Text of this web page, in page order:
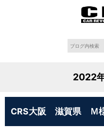
2022
CRS大阪 滋賀県 Ｍ